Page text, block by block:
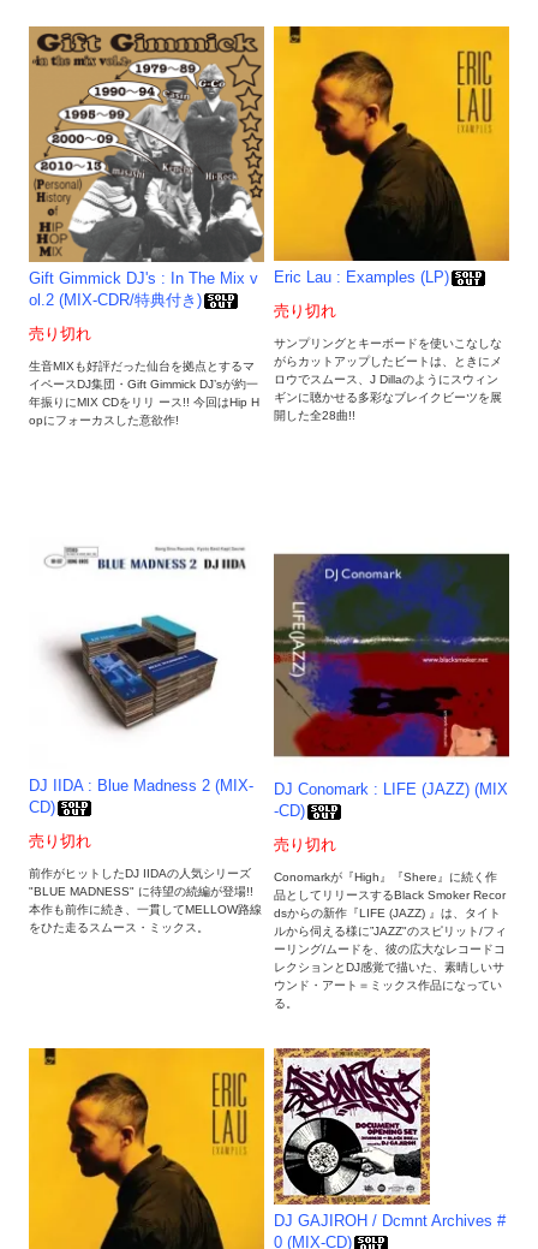
Gift Gimmick DJ's : In The Mix v
ol.2 (MIX-CDR/特典付き)
売り切れ
生音MIXも好評だった仙台を拠点とするマ
イペースDJ集団・Gift Gimmick DJ’sが約一
年振りにMIX CDをリリ ース!! 今回はHip H
opにフォーカスした意欲作!
Eric Lau : Examples (LP)
売り切れ
サンプリングとキーボードを使いこなしな
がらカットアップしたビートは、ときにメ
ロウでスムース、J Dillaのようにスウィン
ギンに聴かせる多彩なブレイクビーツを展
開した全28曲!!
DJ IIDA : Blue Madness 2 (MIX-
CD)
売り切れ
前作がヒットしたDJ IIDAの人気シリーズ
"BLUE MADNESS" に待望の続編が登場!!
本作も前作に続き、一貫してMELLOW路線
をひた走るスムース・ミックス。
DJ Conomark : LIFE (JAZZ) (MIX
-CD)
売り切れ
Conomarkが『High』『Shere』に続く作
品としてリリースするBlack Smoker Recor
dsからの新作『LIFE (JAZZ) 』は、タイト
ルから伺える様に”JAZZ"のスピリット/フィ
ーリング/ムードを、彼の広大なレコードコ
レクションとDJ感覚で描いた、素晴しいサ
ウンド・アート＝ミックス作品になってい
る。
DJ GAJIROH / Dcmnt Archives #
0 (MIX-CD)